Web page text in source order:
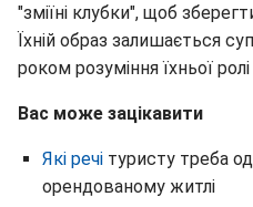
"зміїні клубки", щоб
Їхній образ залишається
роком розуміння їхньої
Вас може зацікавити
Які речі туристу треба
орендованому житлі